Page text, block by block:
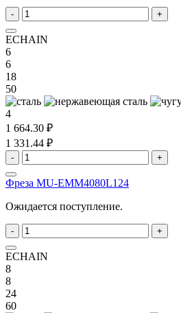
- +
ECHAIN
6
6
18
50
4
1 664.30 ₽
1 331.44 ₽
- +
Фреза MU-EMM4080L124
Ожидается поступление.
- +
ECHAIN
8
8
24
60